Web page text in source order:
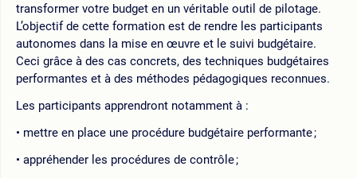
transformer votre budget en un véritable outil de pilotage.
L’objectif de cette formation est de rendre les participants
autonomes dans la mise en œuvre et le suivi budgétaire.
Ceci grâce à des cas concrets, des techniques budgétaires
performantes et à des méthodes pédagogiques reconnues.
Les participants apprendront notamment à :
mettre en place une procédure budgétaire performante ;
appréhender les procédures de contrôle ;